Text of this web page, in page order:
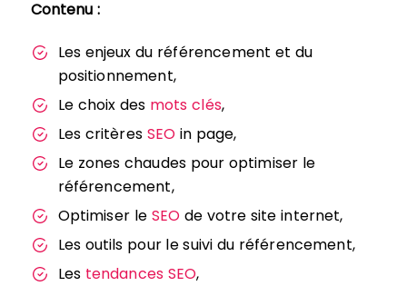
Contenu :
Les enjeux du référencement et du
positionnement,
Le choix des mots clés,
Les critères SEO in page,
Le zones chaudes pour optimiser le
référencement,
Optimiser le SEO de votre site internet,
Les outils pour le suivi du référencement,
Les tendances SEO,